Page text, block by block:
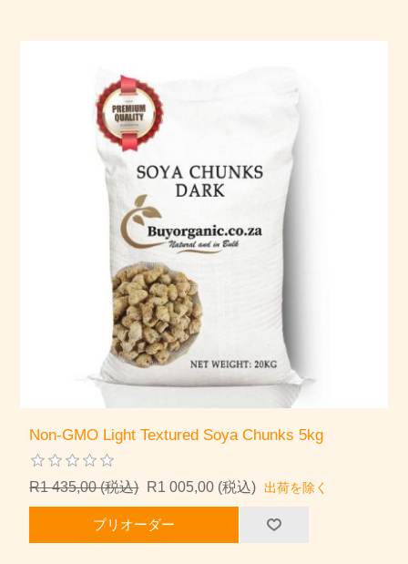
Non-GMO Light Textured Soya Chunks 5kg
R1 435,00 (税込) R1 005,00 (税込) 出荷を除く
プリオーダー